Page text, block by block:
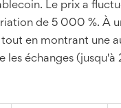
Le prix a
de 5 000 %. À
en montrant une
les échanges